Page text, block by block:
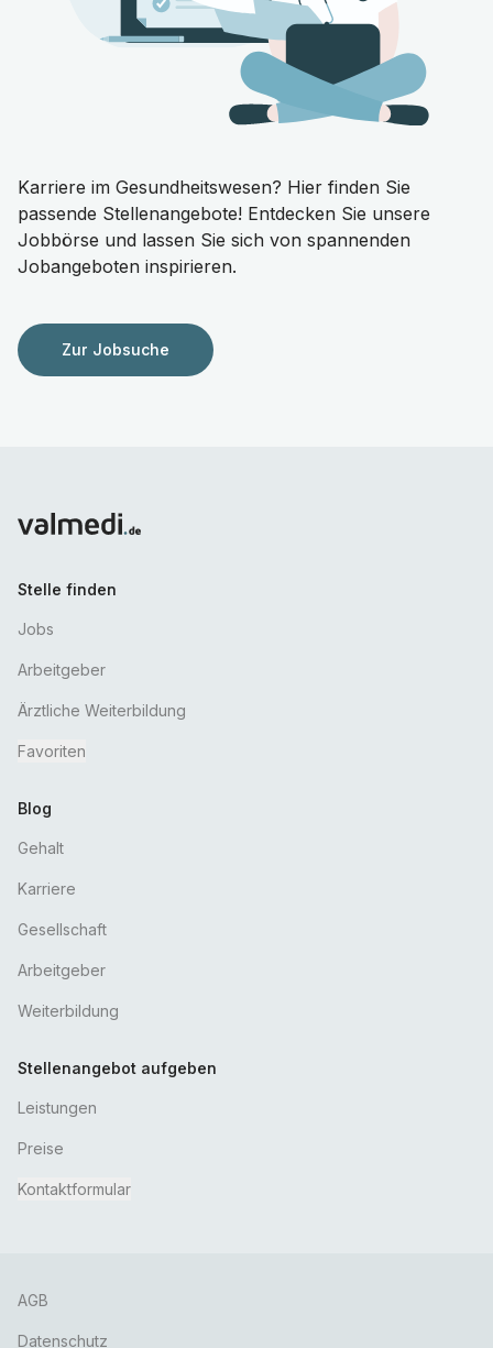
Karriere im Gesundheitswesen? Hier finden Sie
passende Stellenangebote! Entdecken Sie unsere
Jobbörse und lassen Sie sich von spannenden
Jobangeboten inspirieren.
Zur Jobsuche
Stelle finden
Jobs
Arbeitgeber
Ärztliche Weiterbildung
Favoriten
Blog
Gehalt
Karriere
Gesellschaft
Arbeitgeber
Weiterbildung
Stellenangebot aufgeben
Leistungen
Preise
Kontaktformular
AGB
Datenschutz